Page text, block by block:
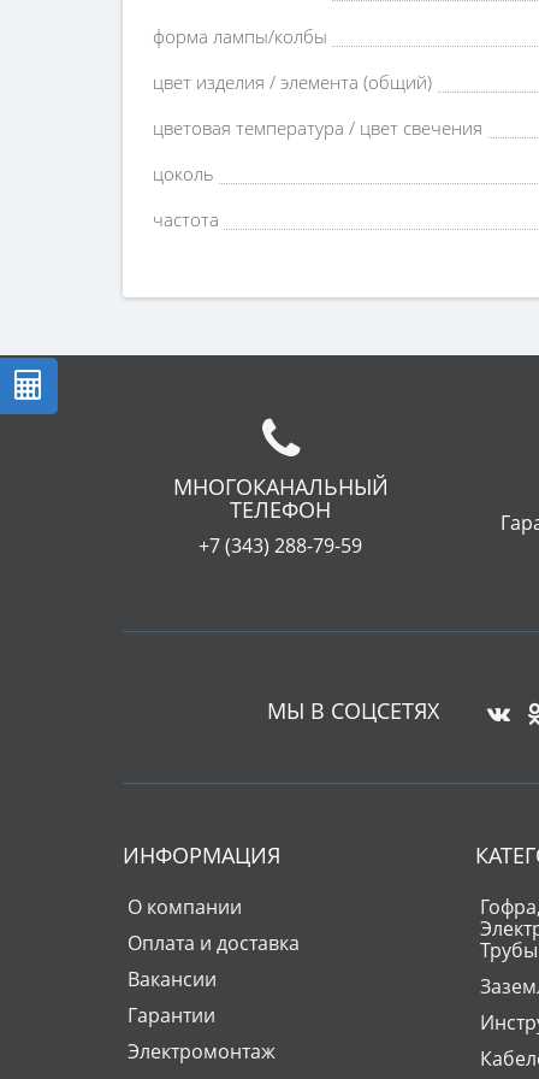
форма лампы/колбы
цвет изделия / элемента (общий)
цветовая температура / цвет свечения
цоколь
частота
МНОГОКАНАЛЬНЫЙ
ТЕЛЕФОН
+7 (343) 288-79-59
МЫ В СОЦСЕТЯХ
ИНФОРМАЦИЯ
О компании
Оплата и доставка
Вакансии
Гарантии
Электромонтаж